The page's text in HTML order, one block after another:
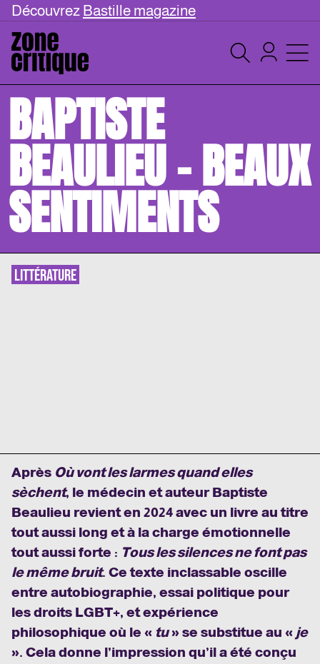
Découvrez Bastille magazine
BAPTISTE
BEAULIEU – BEAUX
SENTIMENTS
LITTÉRATURE
Après Où vont les larmes quand elles
sèchent, le médecin et auteur Baptiste
Beaulieu revient en 2024 avec un livre au titre
tout aussi long et à la charge émotionnelle
tout aussi forte : Tous les silences ne font pas
le même bruit. Ce texte inclassable oscille
entre autobiographie, essai politique pour
les droits LGBT+, et expérience
philosophique où le « tu» se substitue au « je
». Cela donne l’impression qu’il a été conçu